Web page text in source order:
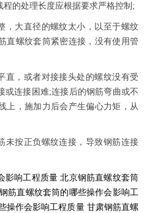
的处理长度应根据要求严格控制;
，大直径的螺纹太小，以至于螺纹
直螺纹套筒紧密连接，没有使用管
直，或者对接接头处的螺纹没有受
或连接困难;连接后的钢筋弯曲或不
上，施加力后会产生偏心力矩，从
未按正负螺纹连接，导致钢筋连接
影响工程质量 北京​钢筋直螺纹套筒
筋直螺纹套筒的哪些操作会影响工
操作会影响工程质量 甘肃​钢筋直螺